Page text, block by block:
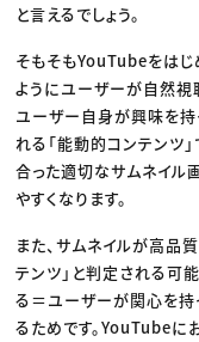
と言えるでしょう。
そもそもYouTubeをはじ
ようにユーザーが自然視
ユーザー自身が興味を持
れる「能動的コンテンツ
合った適切なサムネイル
やすくなります。
また、サムネイルが高品
テンツ」と判定される可
る＝ユーザーが関心を持
るためです。YouTubeに